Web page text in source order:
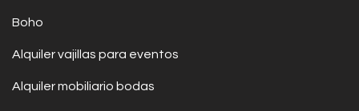
Boho
Alquiler vajillas para eventos
Alquiler mobiliario bodas